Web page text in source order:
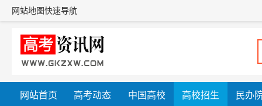
网站地图快速导航
网站首页 高考动态 中国高校 高校招生 民办